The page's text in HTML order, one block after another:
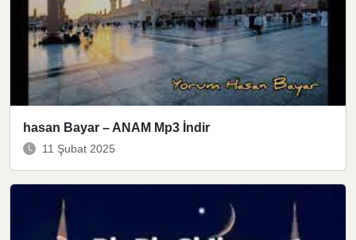
hasan Bayar – ANAM Mp3 İndir
11 Şubat 2025